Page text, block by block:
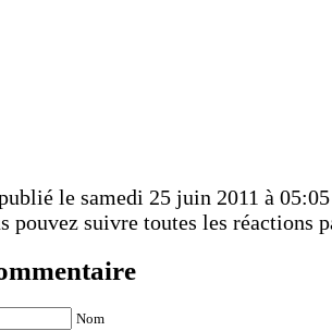
le samedi 25 juin 2011 à 05:05
pouvez suivre toutes les réactions
Nom